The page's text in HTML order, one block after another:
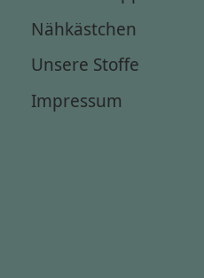
Nähkästchen
Unsere Stoffe
Impressum